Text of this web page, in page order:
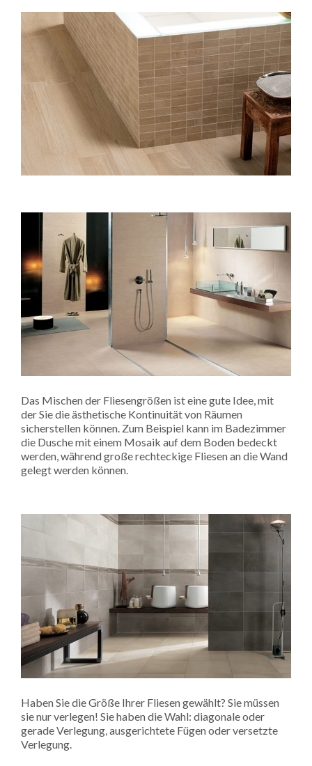
Das Mischen der Fliesengrößen ist eine gute Idee, mit
der Sie die ästhetische Kontinuität von Räumen
sicherstellen können. Zum Beispiel kann im Badezimmer
die Dusche mit einem Mosaik auf dem Boden bedeckt
werden, während große rechteckige Fliesen an die Wand
gelegt werden können.
Haben Sie die Größe Ihrer Fliesen gewählt? Sie müssen
sie nur verlegen! Sie haben die Wahl: diagonale oder
gerade Verlegung, ausgerichtete Fügen oder versetzte
Verlegung.